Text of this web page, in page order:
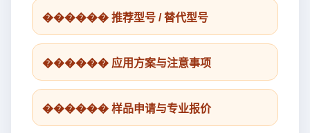
������ 推荐型号 / 替代型号
������ 应用方案与注意事项
������ 样品申请与专业报价